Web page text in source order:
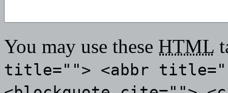
You may use these HTML
title=""> <abbr